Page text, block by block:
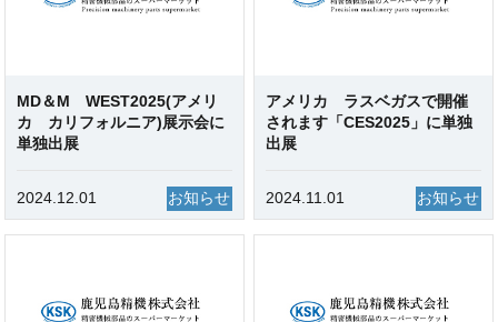
MD＆M WEST2025(アメリ
カ カリフォルニア)展示会に
単独出展
2024.12.01 お知らせ
アメリカ ラスベガスで開催
されます「CES2025」に単独
出展
2024.11.01 お知らせ